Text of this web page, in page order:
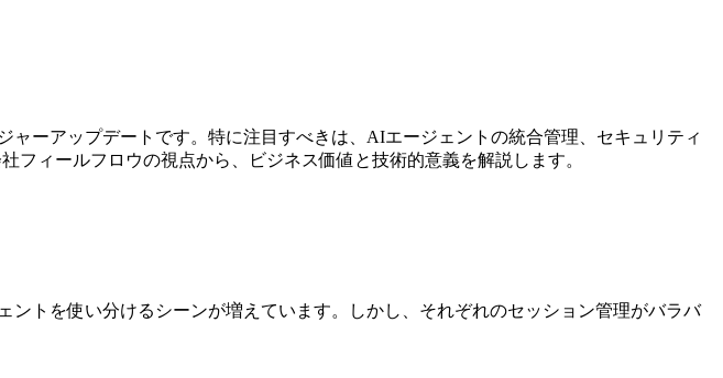
ャーアップデートです。特に注目すべきは、AIエージェントの統合管理、セキュリティ
ィールフロウの視点から、ビジネス価値と技術的意義を解説します。
トを使い分けるシーンが増えています。しかし、それぞれのセッション管理がバラバ